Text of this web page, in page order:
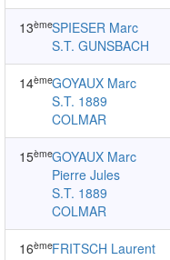
13èmeSPIESER Marc
S.T. GUNSBACH
14èmeGOYAUX Marc
S.T. 1889
COLMAR
15èmeGOYAUX Marc
Pierre Jules
S.T. 1889
COLMAR
16èmeFRITSCH Laurent